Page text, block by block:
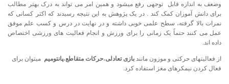
وضعف به اندازه قابل توجهی رفع میشود و همین امر می تواند به درک بهتر مطالب
برای دانش آموزان کمک کند . در یک پژوهش به این نتیجه رسیدند که اکثر کسانی که
نمرات بالا گرفته، سطح علمی خوبی داشته و در نهایت در درس و کسب علم موفق
عمل می کنند حتماً یک زمانی را برای ورزش و انجام فعالیت های ورزشی اختصاص
داده اند.
از فعالیتهای حرکتی و موزون مانند بازی تعادلی،حرکات متقاطع،پانتومیم میتوان برای
فعال کردن نیمکرهای مغز استفاده کرد.